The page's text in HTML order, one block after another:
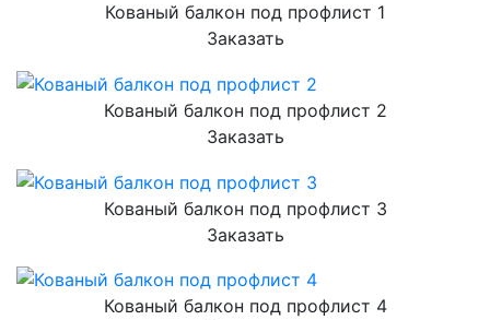
Кованый балкон под профлист 1
Заказать
Кованый балкон под профлист 2
Заказать
Кованый балкон под профлист 3
Заказать
Кованый балкон под профлист 4